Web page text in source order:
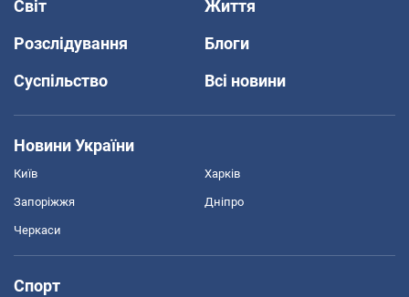
Світ
Життя
Розслідування
Блоги
Суспільство
Всі новини
Новини України
Київ Харків
Запоріжжя Дніпро
Черкаси
Спорт